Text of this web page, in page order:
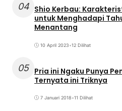
04 Shio Kerbau:
untuk Menghadapi
Menantang
10 April 2023•12 Dilihat
05 Pria ini Ngaku Punya
Ternyata ini Triknya
7 Januari 2018•11 Dilihat